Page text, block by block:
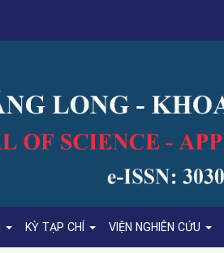
KỲ TẠP CHÍ VIỆN NGHIÊN CỨU